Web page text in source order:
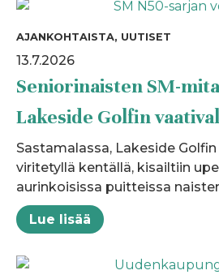
AJANKOHTAISTA, UUTISET
13.7.2026
Seniorinaisten SM-
Lakeside Golfin
Sastamalassa, Lakeside
viritetyllä kentällä, kisailtiin
aurinkoisissa puitteissa
Lue lisää